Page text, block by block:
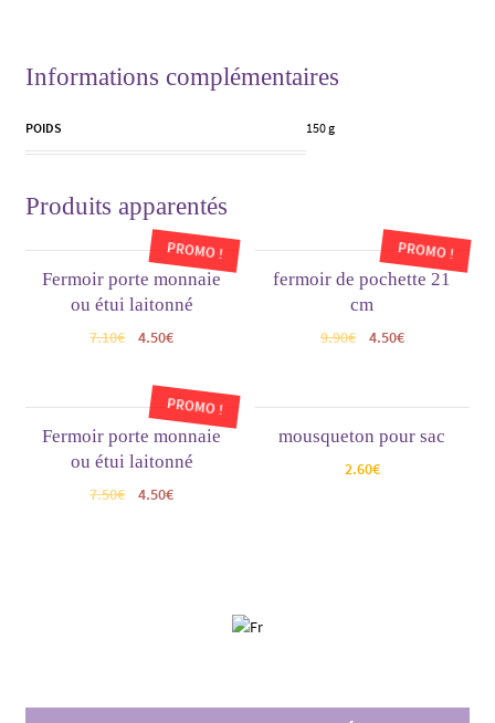
Informations complémentaires
POIDS 150 g
Produits apparentés
PROMO !
Fermoir porte monnaie
ou étui laitonné
7.10€ 4.50€
PROMO !
fermoir de pochette 21
cm
9.90€ 4.50€
PROMO !
Fermoir porte monnaie
ou étui laitonné
7.50€ 4.50€
mousqueton pour sac
2.60€